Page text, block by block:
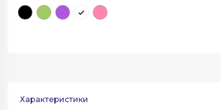
Характеристики